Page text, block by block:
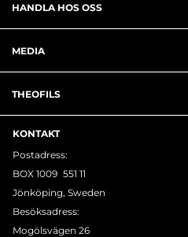
HANDLA HOS OSS
MEDIA
THEOFILS
KONTAKT
Postadress:
BOX 1009 551 11
Jönköping, Sweden
Besöksadress:
Mogölsvägen 26